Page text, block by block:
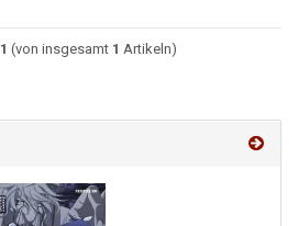
1 (von insgesamt 1 Artikeln)